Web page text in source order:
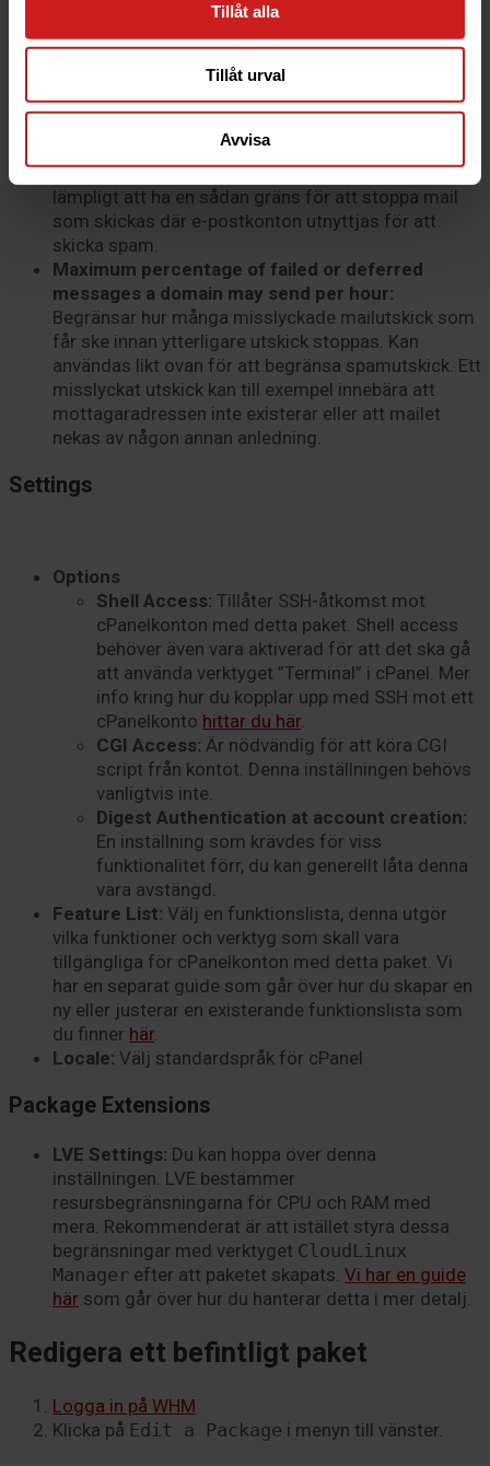
Tillåt alla
Tillåt urval
Avvisa
Max Parked Domains:Max antal alias som får
Max Addon Domains:Max antal tilläggsdomäner
som får finnas under cPanelkonton med detta
paket.
Begränsar hur många mail som får skickas från
cPanelkontot perdomän. Det kan exempelvis vara
lämpligt att ha en sådan gräns för att stoppa mail
som skickas där e-postkonton utnyttjas för att
skicka spam.
Maximum percentage of failed or deferred
messages a domain may send per hour:
Begränsar hur många misslyckade mailutskick som
får ske innan ytterligare utskick stoppas. Kan
användas likt ovan för att begränsa spamutskick. Ett
misslyckat utskick kan till exempel innebära att
mottagaradressen inte existerar eller att mailet
nekas av någon annan anledning.
Settings
Options
Shell Access: Tillåter SSH-åtkomst mot
cPanelkonton med detta paket. Shell access
behöver även vara aktiverad för att det ska gå
att använda verktyget ”Terminal” i cPanel. Mer
info kring hur du kopplar upp med SSH mot ett
cPanelkonto hittar du här.
CGI Access: Är nödvändig för att köra CGI
script från kontot. Denna inställningen behövs
vanligtvis inte.
Digest Authentication at account creation:
En inställning som krävdes för viss
funktionalitet förr, du kan generellt låta denna
vara avstängd.
Feature List: Välj en funktionslista, denna utgör
vilka funktioner och verktyg som skall vara
tillgängliga för cPanelkonton med detta paket. Vi
har en separat guide som går över hur du skapar en
ny eller justerar en existerande funktionslista som
du finner här.
Locale: Välj standardspråk för cPanel
Package Extensions
LVE Settings: Du kan hoppa över denna
inställningen. LVE bestämmer
resursbegränsningarna för CPU och RAM med
mera. Rekommenderat är att istället styra dessa
begränsningar med verktyget CloudLinux
Manager efter att paketet skapats. Vi har en guide
här som går över hur du hanterar detta i mer detalj.
Redigera ett befintligt paket
Logga in på WHM
Klicka på Edit a Package i menyn till vänster.